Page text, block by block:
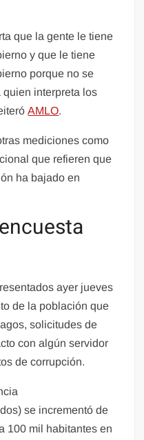
que la gente le tiene
y que le tiene
porque no se
interpreta los
AMLO.
mediciones como
que refieren que
ha bajado en
ayer jueves
de la población que
solicitudes de
con algún servidor
de corrupción.
se incrementó de
100 mil habitantes en